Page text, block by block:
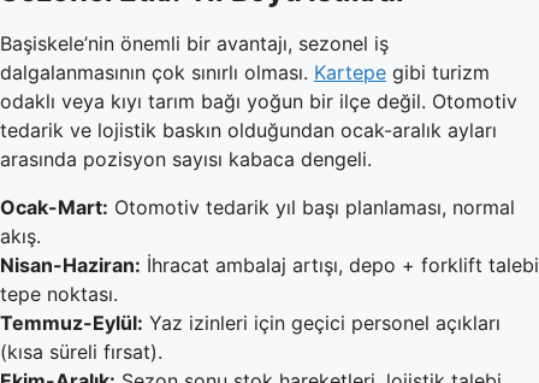
Başiskele’nin önemli bir avantajı, sezonel iş
dalgalanmasının çok sınırlı olması. Kartepe gibi turizm
odaklı veya kıyı tarım bağı yoğun bir ilçe değil. Otomotiv
tedarik ve lojistik baskın olduğundan ocak-aralık ayları
arasında pozisyon sayısı kabaca dengeli.
Ocak-Mart: Otomotiv tedarik yıl başı planlaması, normal
akış.
Nisan-Haziran: İhracat ambalaj artışı, depo + forklift talebi
tepe noktası.
Temmuz-Eylül: Yaz izinleri için geçici personel açıkları
(kısa süreli fırsat).